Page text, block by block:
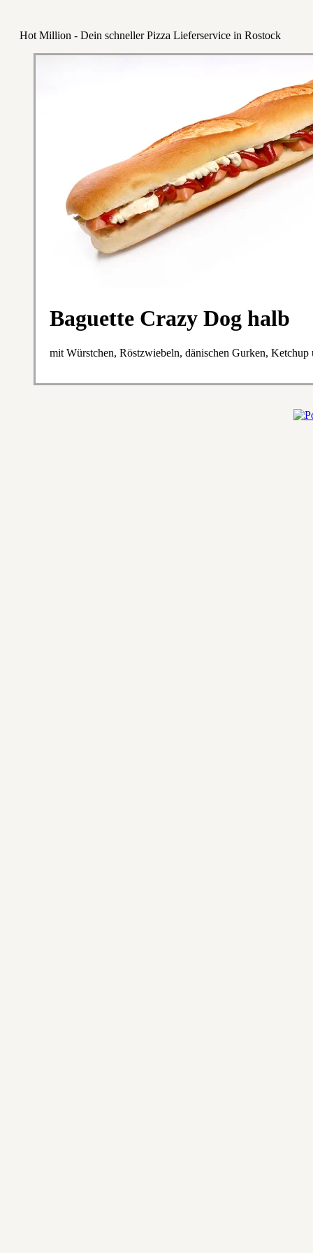
Hot Million - Dein schneller Pizza Lieferservice in Rostock
Baguette Crazy Dog halb
mit Würstchen, Röstzwiebeln, dänischen Gurken, Ketchup